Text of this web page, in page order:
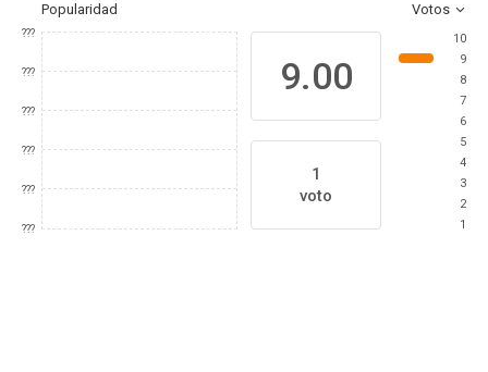
Popularidad Votos
???
???
???
???
???
???
9.00
1
voto
10
9
8
7
6
5
4
3
2
1